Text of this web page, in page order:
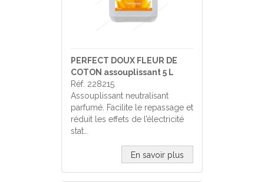
PERFECT DOUX FLEUR DE
COTON assouplissant 5 L
Réf. 228215
Assouplissant neutralisant
parfumé. Facilite le repassage et
réduit les effets de l’électricité
stat…
En savoir plus